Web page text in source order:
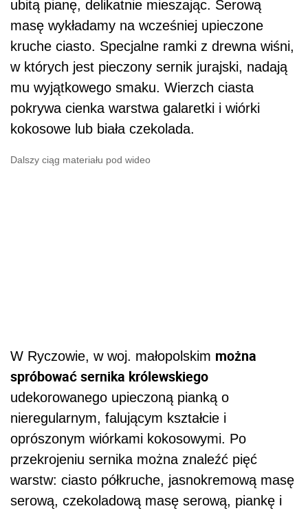
ubitą pianę, delikatnie mieszając. Serową
masę wykładamy na wcześniej upieczone
kruche ciasto. Specjalne ramki z drewna wiśni,
w których jest pieczony sernik jurajski, nadają
mu wyjątkowego smaku. Wierzch ciasta
pokrywa cienka warstwa galaretki i wiórki
kokosowe lub biała czekolada.
Dalszy ciąg materiału pod wideo
W Ryczowie, w woj. małopolskim można
spróbować sernika królewskiego
udekorowanego upieczoną pianką o
nieregularnym, falującym kształcie i
oprószonym wiórkami kokosowymi. Po
przekrojeniu sernika można znaleźć pięć
warstw: ciasto półkruche, jasnokremową masę
serową, czekoladową masę serową, piankę i